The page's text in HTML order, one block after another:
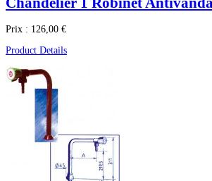
Prix : 126,00 €
Product Details